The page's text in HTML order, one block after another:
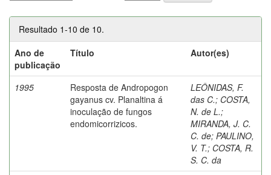
Resultado 1-10 de 10.
Ano de
publicação
Título Autor(es)
1995
Resposta de Andropogon
gayanus cv. Planaltina á
inoculação de fungos
endomicorrizicos.
LEÔNIDAS, F.
das C.; COSTA,
N. de L.;
MIRANDA, J. C.
C. de; PAULINO,
V. T.; COSTA, R.
S. C. da